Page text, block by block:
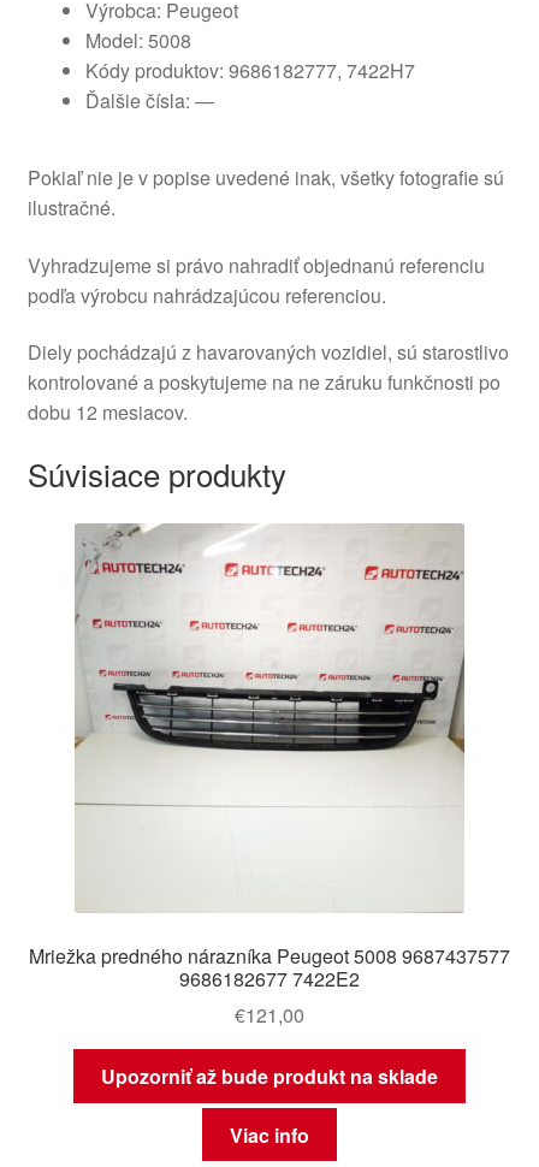
Výrobca: Peugeot
Model: 5008
Kódy produktov: 9686182777, 7422H7
Ďalšie čísla: —
Pokiaľ nie je v popise uvedené inak, všetky fotografie sú
ilustračné.
Vyhradzujeme si právo nahradiť objednanú referenciu
podľa výrobcu nahrádzajúcou referenciou.
Diely pochádzajú z havarovaných vozidiel, sú starostlivo
kontrolované a poskytujeme na ne záruku funkčnosti po
dobu 12 mesiacov.
Súvisiace produkty
Mriežka predného nárazníka Peugeot 5008 9687437577
9686182677 7422E2
€121,00
Upozorniť až bude produkt na sklade
Viac info